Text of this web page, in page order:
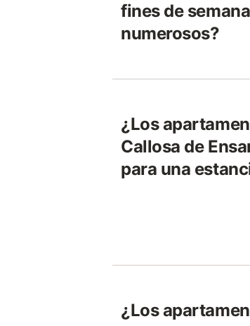
fines de
numerosos?
¿Los
Callosa de
para una
¿Los